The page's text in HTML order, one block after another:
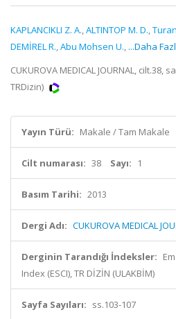
KAPLANCIKLI Z. A.,ALTINTOP M. D.,
DEMİREL R.,Abu Mohsen U., ...Daha
CUKUROVA MEDICAL JOURNAL, cilt.38,
TRDizin)
Yayın Türü: Makale / Tam Makale
Cilt numarası: 38 Sayı: 1
Basım Tarihi: 2013
Dergi Adı: CUKUROVA MEDICAL
Derginin Tarandığı İndeksler:
Index (ESCI), TR DİZİN (ULAKBİM)
Sayfa Sayıları: ss.103-107